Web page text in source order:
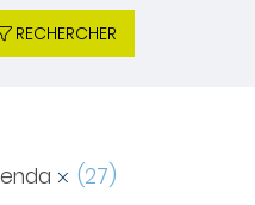
RECHERCHER
(27)